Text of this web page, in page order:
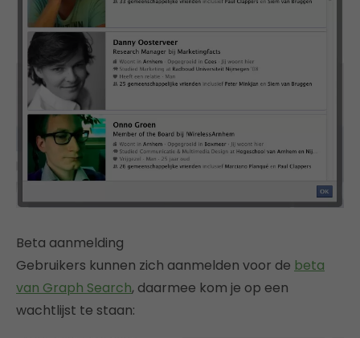
Beta aanmelding
Gebruikers kunnen zich aanmelden voor de beta
van Graph Search, daarmee kom je op een
wachtlijst te staan: